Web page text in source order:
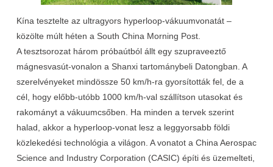
Kína tesztelte az ultragyors hyperloop-vákuumvonatát –
közölte múlt héten a South China Morning Post.
A tesztsorozat három próbaútból állt egy szupraveeztő
mágnesvasút-vonalon a Shanxi tartománybeli Datongban. A
szerelvényeket mindössze 50 km/h-ra gyorsították fel, de a
cél, hogy előbb-utóbb 1000 km/h-val szállítson utasokat és
rakományt a vákuumcsőben. Ha minden a tervek szerint
halad, akkor a hyperloop-vonat lesz a leggyorsabb földi
közlekedési technológia a világon. A vonatot a China Aerospac
Science and Industry Corporation (CASIC) építi és üzemelteti,